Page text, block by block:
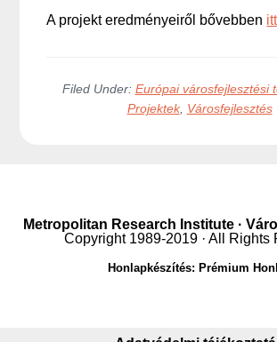
A projekt eredményeiről bővebben itt
Filed Under: Európai városfejlesztési
Projektek, Városfejlesztés
Metropolitan Research Institute ·
Copyright 1989-2019 · All Rights
Honlapkészítés: Prémium